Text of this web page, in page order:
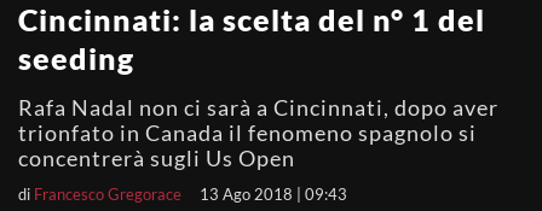
Cincinnati: la scelta del n° 1 del
seeding
Rafa Nadal non ci sarà a Cincinnati, dopo aver
trionfato in Canada il fenomeno spagnolo si
concentrerà sugli Us Open
di Francesco Gregorace 13 Ago 2018 | 09:43